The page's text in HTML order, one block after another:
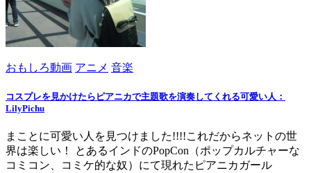
おもしろ動画 アニメ 音楽
コスプレを見かけたらピアニカで主題歌を演奏してくれる可愛い人：
LilyPichu
まことに可愛い人を見つけました!!!!これだからネットの世
界は楽しい！ とあるインドのPopCon（ポップカルチャーな
コミコン、コミケ的な奴）にて現れたピアニカガール